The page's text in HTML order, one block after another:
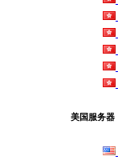
美国服务器